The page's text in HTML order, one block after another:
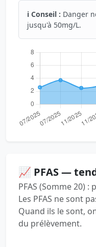
ℹ️ Conseil : Danger
jusqu'à 50mg/L.
📈 PFAS —
PFAS (Somme 20)
Les PFAS ne sont
Quand ils le sont,
du prélèvement.